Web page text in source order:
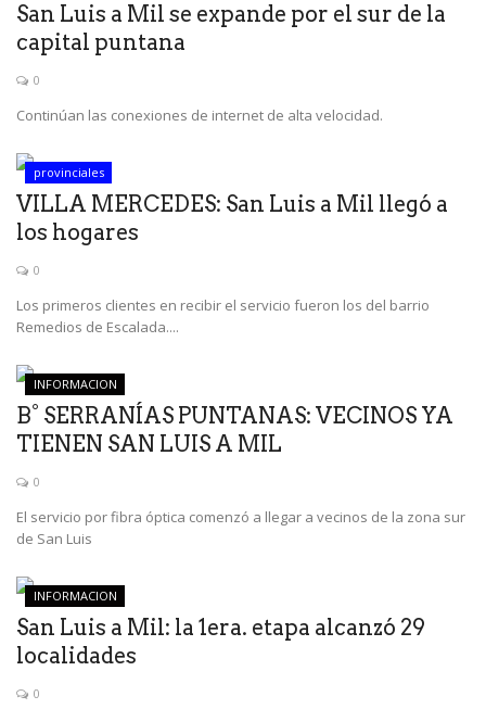
San Luis a Mil se expande por el sur de la
capital puntana
0
Continúan las conexiones de internet de alta velocidad.
provinciales
VILLA MERCEDES: San Luis a Mil llegó a
los hogares
0
Los primeros clientes en recibir el servicio fueron los del barrio
Remedios de Escalada....
INFORMACION
B° SERRANÍAS PUNTANAS: VECINOS YA
TIENEN SAN LUIS A MIL
0
El servicio por fibra óptica comenzó a llegar a vecinos de la zona sur
de San Luis
INFORMACION
San Luis a Mil: la 1era. etapa alcanzó 29
localidades
0